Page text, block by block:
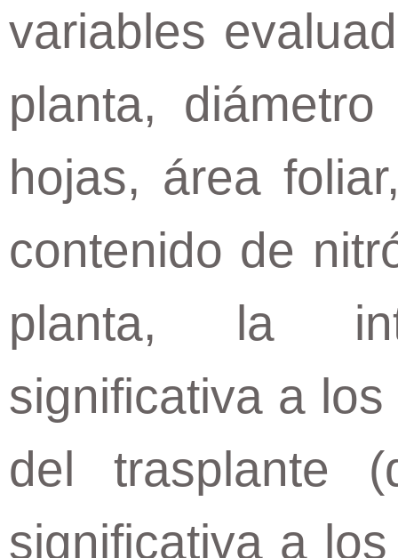
variables
planta,
hojas, área
contenido de
planta, la
significativa a
del trasplante
significativa a